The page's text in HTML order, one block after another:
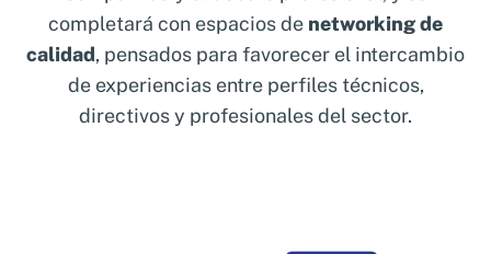
entre profesionales, creando un espacio de
networking cualificado entre personas del
ámbito técnico, directivo y de gestión.
Impulsar una cultura de mejora
completará con espacios de networking de
calidad, pensados para favorecer el intercambio
de experiencias entre perfiles técnicos,
directivos y profesionales del sector.